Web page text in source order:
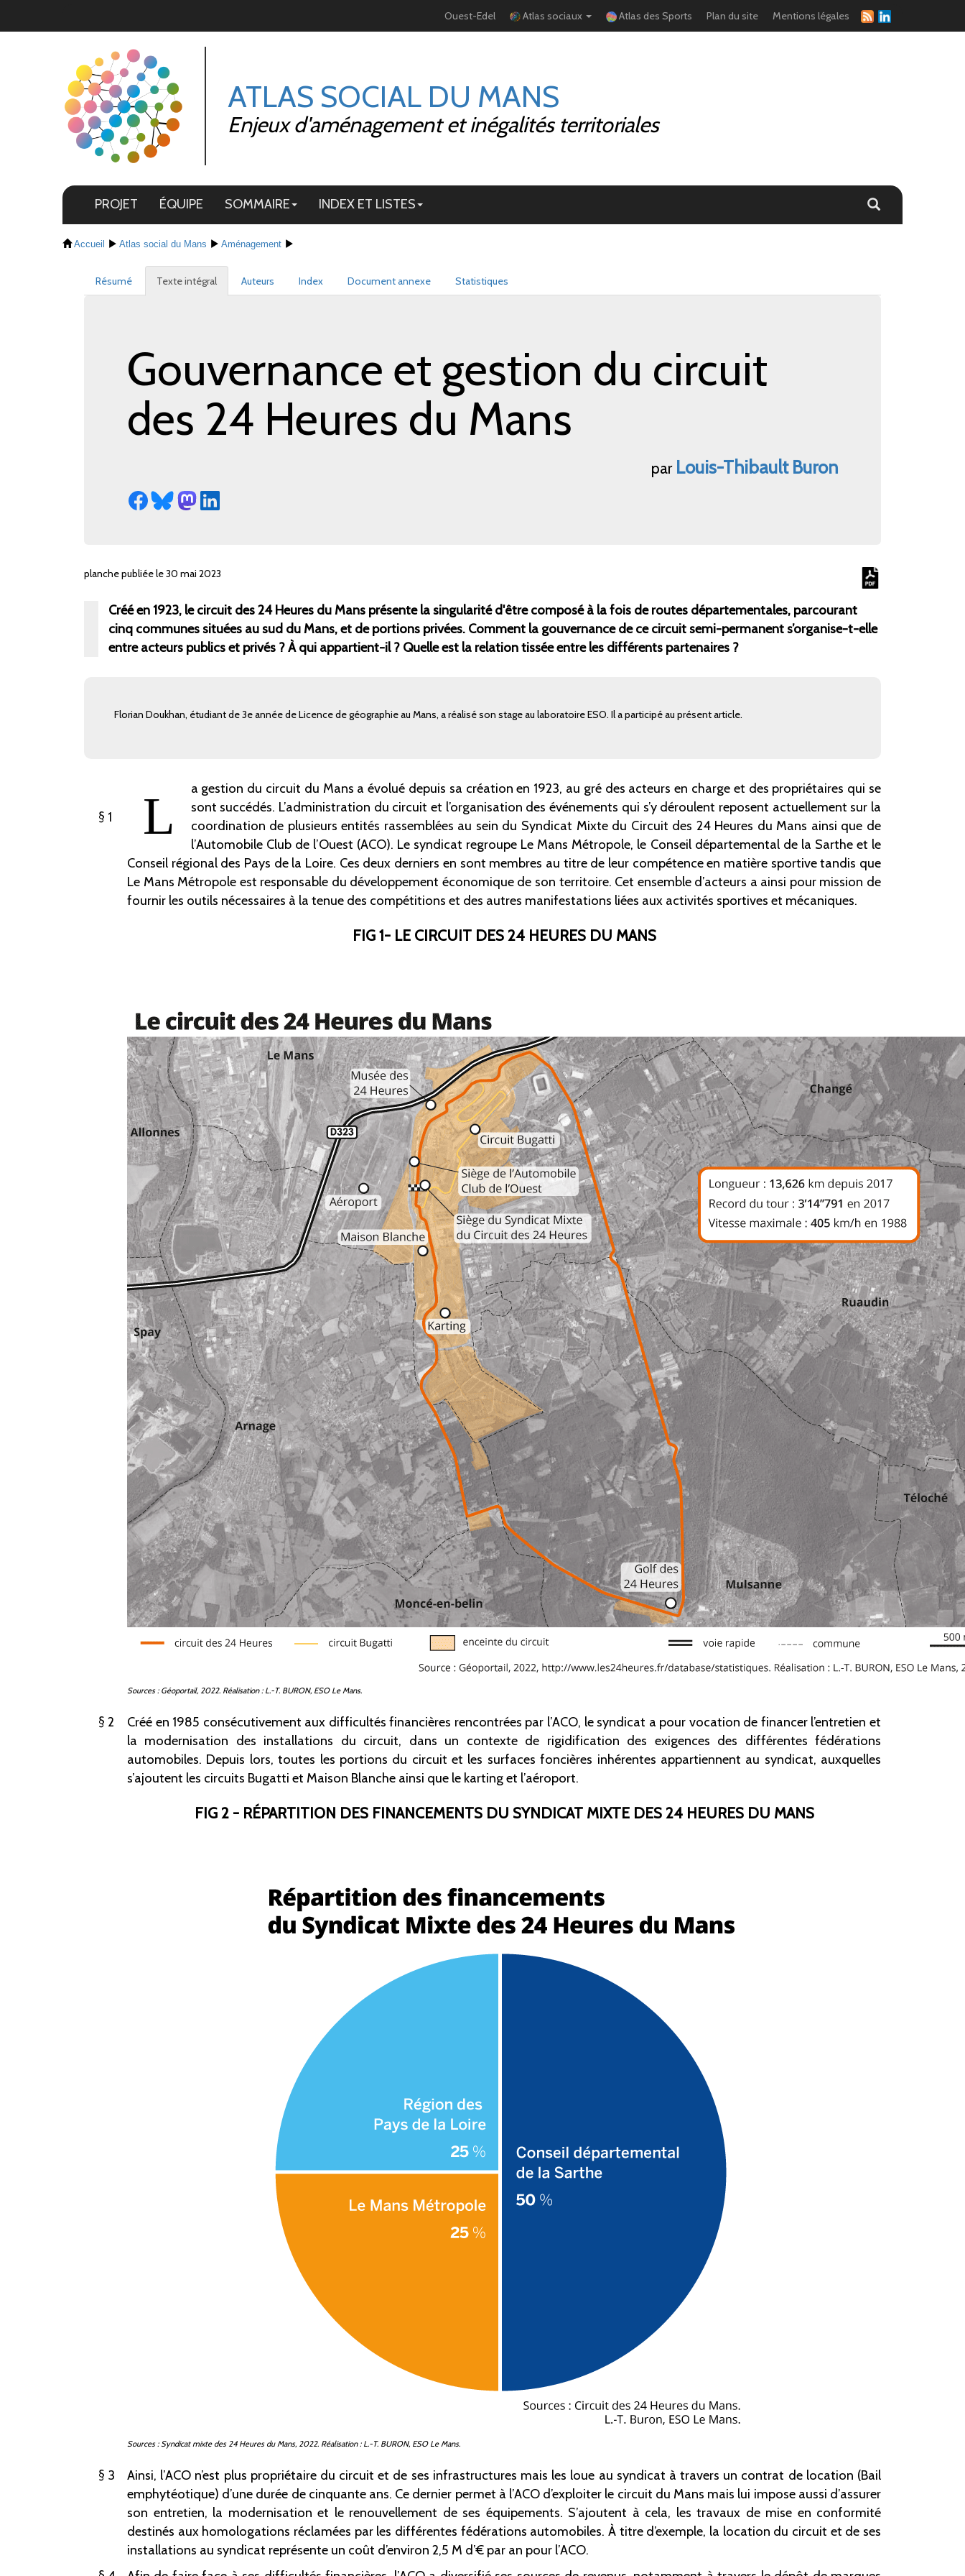
Ouest-Edel Atlas sociaux Atlas des Sports Plan du site Mentions légales
ATLAS SOCIAL DU MANS
Enjeux d'aménagement et inégalités territoriales
PROJET ÉQUIPE SOMMAIRE INDEX ET LISTES
Accueil Atlas social du Mans Aménagement
Résumé Texte intégral Auteurs Index Document annexe Statistiques
Gouvernance et gestion du circuit
des 24 Heures du Mans
par Louis-Thibault Buron
planche publiée le 30 mai 2023
Créé en 1923, le circuit des 24 Heures du Mans présente la singularité d'être composé à la fois de routes départementales, parcourant
cinq communes situées au sud du Mans, et de portions privées. Comment la gouvernance de ce circuit semi-permanent s’organise-t-elle
entre acteurs publics et privés ? À qui appartient-il ? Quelle est la relation tissée entre les différents partenaires ?
Florian Doukhan, étudiant de 3eannée de Licence de géographie au Mans, a réalisé son stage au laboratoire ESO. Il a participé au présent article.
1 L
a gestion du circuit du Mans a évolué depuis sa création en 1923, au gré des acteurs en charge et des propriétaires qui se
sont succédés. L’administration du circuit et l’organisation des événements qui s’y déroulent reposent actuellement sur la
coordination de plusieurs entités rassemblées au sein du Syndicat Mixte du Circuit des 24 Heures du Mans ainsi que de
l’Automobile Club de l’Ouest (ACO). Le syndicat regroupe Le Mans Métropole, le Conseil départemental de la Sarthe et le
Conseil régional des Pays de la Loire. Ces deux derniers en sont membres au titre de leur compétence en matière sportive tandis que
Le Mans Métropole est responsable du développement économique de son territoire. Cet ensemble d’acteurs a ainsi pour mission de
fournir les outils nécessaires à la tenue des compétitions et des autres manifestations liées aux activités sportives et mécaniques.
FIG 1- LE CIRCUIT DES 24 HEURES DU MANS
Sources : Géoportail, 2022. Réalisation : L.-T. BURON, ESO Le Mans.
2
Créé en 1985 consécutivement aux difficultés financières rencontrées par l’ACO, le syndicat a pour vocation de financer l’entretien et
la modernisation des installations du circuit, dans un contexte de rigidification des exigences des différentes fédérations
automobiles. Depuis lors, toutes les portions du circuit et les surfaces foncières inhérentes appartiennent au syndicat, auxquelles
s’ajoutent les circuits Bugatti et Maison Blanche ainsi que le karting et l’aéroport.
FIG 2 - RÉPARTITION DES FINANCEMENTS DU SYNDICAT MIXTE DES 24 HEURES DU MANS
Sources : Syndicat mixte des 24 Heures du Mans, 2022. Réalisation : L.-T. BURON, ESO Le Mans.
3
Ainsi, l’ACO n’est plus propriétaire du circuit et de ses infrastructures mais les loue au syndicat à travers un contrat de location (Bail
emphytéotique) d’une durée de cinquante ans. Ce dernier permet à l’ACO d’exploiter le circuit du Mans mais lui impose aussi d’assurer
son entretien, la modernisation et le renouvellement de ses équipements. S’ajoutent à cela, les travaux de mise en conformité
destinés aux homologations réclamées par les différentes fédérations automobiles. À titre d’exemple, la location du circuit et de ses
installations au syndicat représente un coût d’environ 2,5 M d’€ par an pour l’ACO.